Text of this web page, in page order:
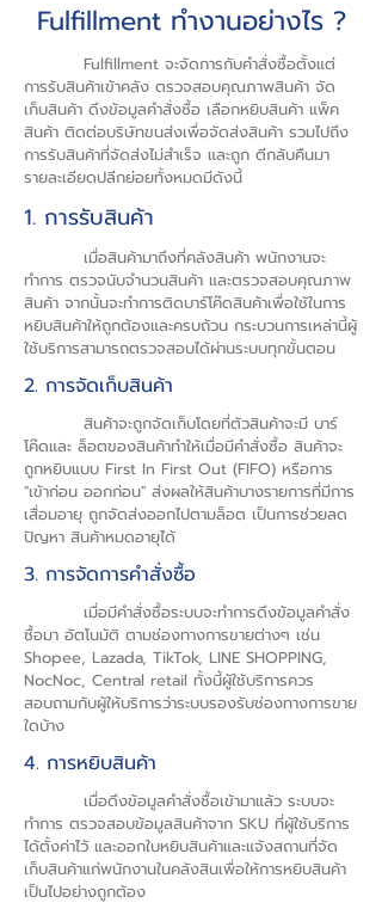
Fulfillment ทำงานอย่างไร ?
Fulfillment จะจัดการกับคำสั่งซื้อตั้งแต่
การรับสินค้าเข้าคลัง ตรวจสอบคุณภาพสินค้า จัด
เก็บสินค้า ดึงข้อมูลคำสั่งซื้อ เลือกหยิบสินค้า แพ็ค
สินค้า ติดต่อบริษัทขนส่งเพื่อจัดส่งสินค้า รวมไปถึง
การรับสินค้าที่จัดส่งไม่สำเร็จ และถูก ตีกลับคืนมา
รายละเอียดปลีกย่อยทั้งหมดมีดังนี้
1. การรับสินค้า
เมื่อสินค้ามาถึงที่คลังสินค้า พนักงานจะ
ทำการ ตรวจนับจำนวนสินค้า และตรวจสอบคุณภาพ
สินค้า จากนั้นจะทำการติดบาร์โค๊ดสินค้าเพื่อใช้ในการ
หยิบสินค้าให้ถูกต้องและครบถ้วน กระบวนการเหล่านี้ผู้
ใช้บริการสามารถตรวจสอบได้ผ่านระบบทุกขั้นตอน
2. การจัดเก็บสินค้า
สินค้าจะถูกจัดเก็บโดยที่ตัวสินค้าจะมี บาร์
โค๊ดและ ล็อตของสินค้าทำให้เมื่อมีคำสั่งซื้อ สินค้าจะ
ถูกหยิบแบบ First In First Out (FIFO) หรือการ
"เข้าก่อน ออกก่อน" ส่งผลให้สินค้าบางรายการที่มีการ
เสื่อมอายุ ถูกจัดส่งออกไปตามล็อต เป็นการช่วยลด
ปัญหา สินค้าหมดอายุได้
3. การจัดการคำสั่งซื้อ
เมื่อมีคำสั่งซื้อระบบจะทำการดึงข้อมูลคำสั่ง
ซื้อมา อัตโนมัติ ตามช่องทางการขายต่างๆ เช่น
Shopee, Lazada, TikTok, LINE SHOPPING,
NocNoc, Central retail ทั้งนี้ผู้ใช้บริการควร
สอบถามกับผู้ให้บริการว่าระบบรองรับช่องทางการขาย
ใดบ้าง
4. การหยิบสินค้า
เมื่อดึงข้อมูลคำสั่งซื้อเข้ามาแล้ว ระบบจะ
ทำการ ตรวจสอบข้อมูลสินค้าจาก SKU ที่ผู้ใช้บริการ
ได้ตั้งค่าไว้ และออกใบหยิบสินค้าและแจ้งสถานที่จัด
เก็บสินค้าแก่พนักงานในคลังสินเพื่อให้การหยิบสินค้า
เป็นไปอย่างถูกต้อง